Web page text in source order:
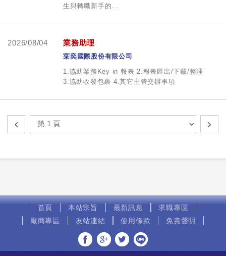
生與轉職新手的...
2026/08/04 業務助理
寀奕國際股份有限公司
1.協助業務Key in 報表 2.報表匯出/下載/整理
3.協助收發包裹 4.其它主管交辦事項
首頁 本站宗旨 最新訊息
求職專區
廠商專區
友站連結 使用條款 免責聲明
分享至Facebook
分享至Google+
分享至Twitter